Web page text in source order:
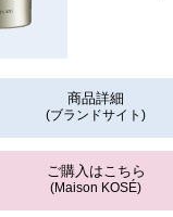
商品詳細
(ブランドサイト)
ご購入はこちら
(Maison KOSÉ)